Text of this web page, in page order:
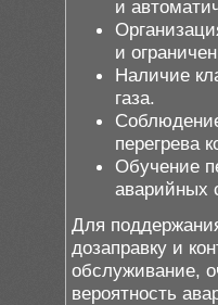
и
и
Наличие
газа.
перегрева
Обучение
аварийных
Для
дозаправку и
обслуживание,
вероятность